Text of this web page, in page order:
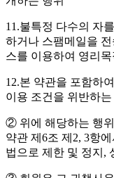
11.불특정 다수의 자
하거나 스팸메일을 전
스를 이용하여 영리
12.본 약관을 포함하
이용 조건을 위반하는
② 위에 해당하는 행
약관 제6조 제2, 3항
법으로 제한 및 정지,